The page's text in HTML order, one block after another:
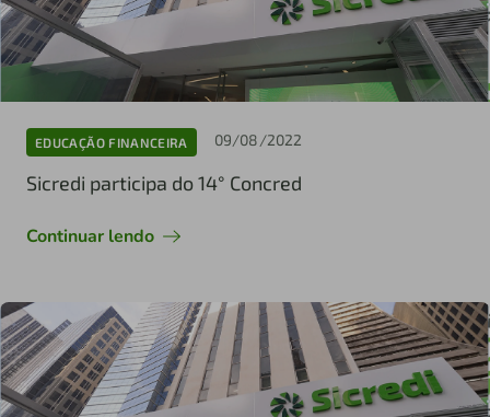
EDUCAÇÃO FINANCEIRA 09/08/2022
Sicredi participa do 14° Concred
Continuar lendo